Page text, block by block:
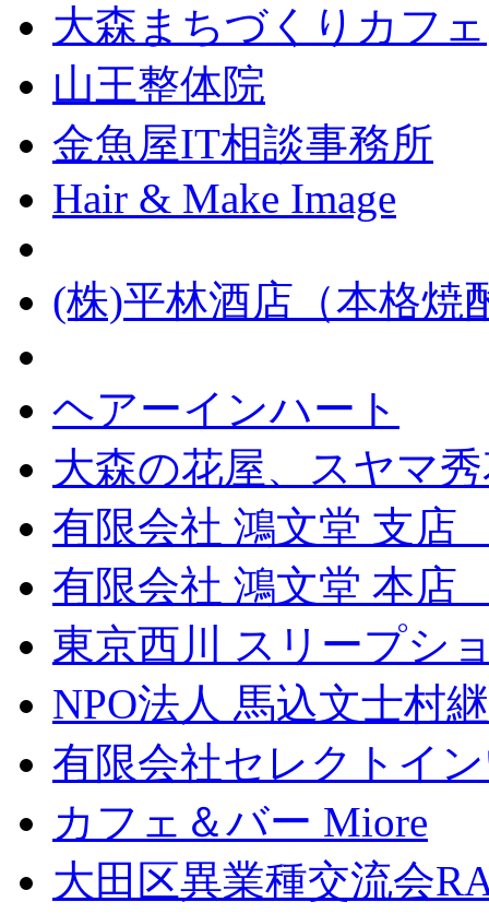
大森まちづくりカフェ
山王整体院
金魚屋IT相談事務所
Hair & Make Image
(株)平林酒店（本格焼
ヘアーインハート
大森の花屋、スヤマ
有限会社 鴻文堂 支店
有限会社 鴻文堂 本
東京西川 スリープシ
NPO法人 馬込文士村
有限会社セレクトイ
カフェ＆バー Miore
大田区異業種交流会